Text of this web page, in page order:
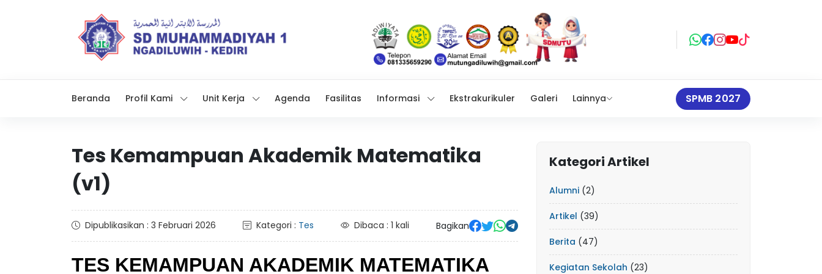
Beranda Profil Kami Unit Kerja Agenda Fasilitas Informasi Ekstrakurikuler Galeri Lainnya SPMB 2027
Tes Kemampuan Akademik Matematika
(v1)
Dipublikasikan : 3 Februari 2026 Kategori : Tes Dibaca : 1 kali Bagikan
Kategori Artikel
Alumni (2)
Artikel (39)
Berita (47)
Kegiatan Sekolah (23)